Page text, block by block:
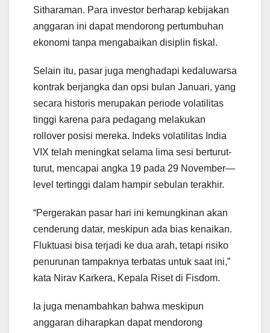
Sitharaman. Para investor berharap kebijakan
anggaran ini dapat mendorong pertumbuhan
ekonomi tanpa mengabaikan disiplin fiskal.
Selain itu, pasar juga menghadapi kedaluwarsa
kontrak berjangka dan opsi bulan Januari, yang
secara historis merupakan periode volatilitas
tinggi karena para pedagang melakukan
rollover posisi mereka. Indeks volatilitas India
VIX telah meningkat selama lima sesi berturut-
turut, mencapai angka 19 pada 29 November—
level tertinggi dalam hampir sebulan terakhir.
“Pergerakan pasar hari ini kemungkinan akan
cenderung datar, meskipun ada bias kenaikan.
Fluktuasi bisa terjadi ke dua arah, tetapi risiko
penurunan tampaknya terbatas untuk saat ini,”
kata Nirav Karkera, Kepala Riset di Fisdom.
Ia juga menambahkan bahwa meskipun
anggaran diharapkan dapat mendorong